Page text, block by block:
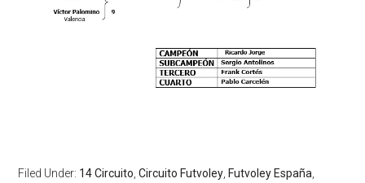
Filed Under: 14 Circuito ,Circuito Futvoley Futvoley España